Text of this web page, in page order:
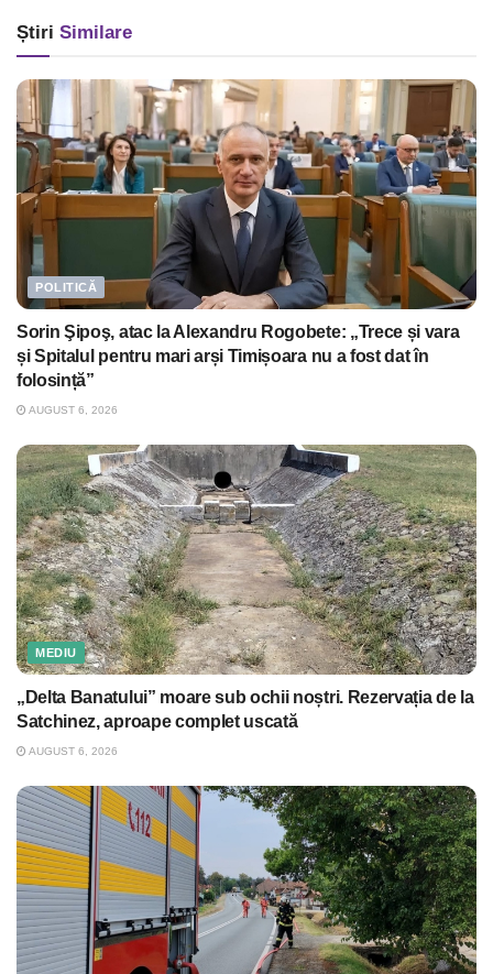
Știri Similare
POLITICĂ
Sorin Şipoş, atac la Alexandru Rogobete: „Trece și vara
și Spitalul pentru mari arși Timișoara nu a fost dat în
folosință”
AUGUST 6, 2026
MEDIU
„Delta Banatului” moare sub ochii noștri. Rezervația de la
Satchinez, aproape complet uscată
AUGUST 6, 2026